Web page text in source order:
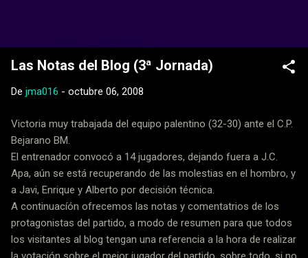
Las Notas del Blog (3ª Jornada)
De jma016 - octubre 06, 2008
Victoria muy trabajada del equipo palentino (32-30) ante el C.P.
Bejarano BM.
El entrenador convocó a 14 jugadores, dejando fuera a J.C.
Apa, aún se está recuperando de las molestias en el hombro, y
a Javi, Enrique y Alberto por decisión técnica.
A continuacíón ofrecemos las notas y comentatrios de los
protagonistas del partido, a modo de resumen para que todos
los visitantes al blog tengan una referencia a la hora de realizar